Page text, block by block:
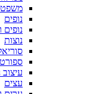
נופים
נופים
נוצות
ספורט
עיצוב
עצים